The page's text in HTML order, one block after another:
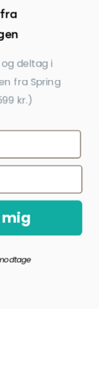
data bruges af Dahls
kan altid ske nederst
2026
deltag i
fra Spring
kr.)